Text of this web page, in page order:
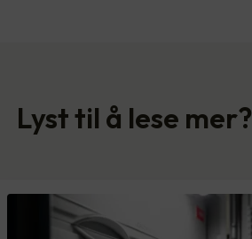
Lyst til å lese mer?